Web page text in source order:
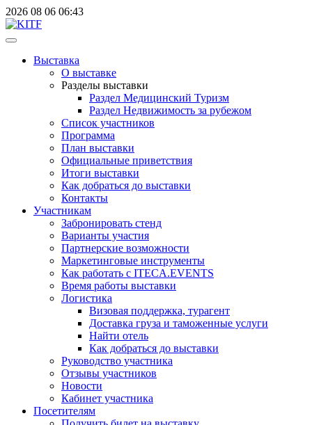
2026 08 06 06:43
Выставка
О выставке
Разделы выставки
Раздел Медицинский Туризм
Раздел Недвижимость за рубежом
Список участников
Программа
План выставки
Официальные приветствия
Итоги выставки
Как добраться до выставки
Контакты
Участникам
Забронировать стенд
Варианты участия
Партнерские возможности
Маркетинговые инструменты
Как работать с ITECA.EVENTS
Время работы выставки
Логистика
Визовая поддержка, турагент
Доставка груза и таможенные услуги
Найти отель
Как добраться до выставки
Руководство участника
Отзывы участников
Новости
Кабинет участника
Посетителям